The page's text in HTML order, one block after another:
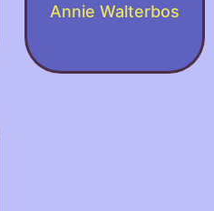
Annie Walterbos